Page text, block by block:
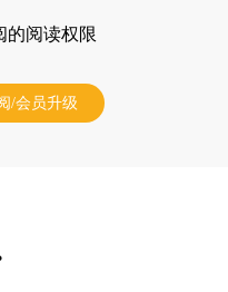
的阅读权限
/会员升级